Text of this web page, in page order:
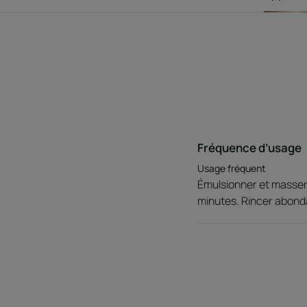
Fréquence d’usage
Usage fréquent
Émulsionner et
minutes. Rincer